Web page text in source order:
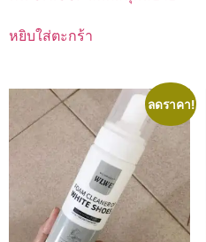
หยิบใส่ตะกร้า
ลดราคา!